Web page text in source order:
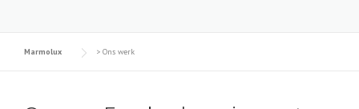
Marmolux > Ons werk